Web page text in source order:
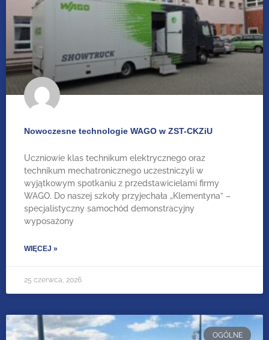
Nowoczesne technologie WAGO w ZST-CKZiU
Uczniowie klas technikum elektrycznego oraz
technikum mechatronicznego uczestniczyli w
wyjątkowym spotkaniu z przedstawicielami firmy
WAGO. Do naszej szkoły przyjechała „Klementyna” –
specjalistyczny samochód demonstracyjny
wyposażony
WIĘCEJ »
25 czerwca, 2026
OGÓLNE